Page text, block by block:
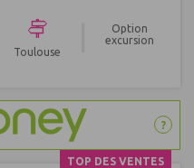
Toulouse
Option
excursion
?
TOP DES VENTES